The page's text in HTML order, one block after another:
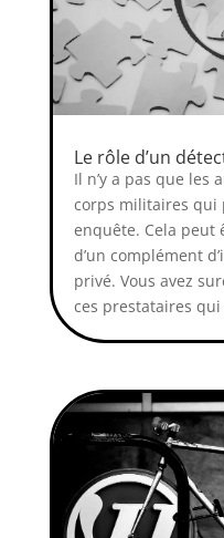
Le rôle d’un
Il n’y a pas que les
corps militaires qui
enquête. Cela peut
d’un complément
privé. Vous avez
ces prestataires